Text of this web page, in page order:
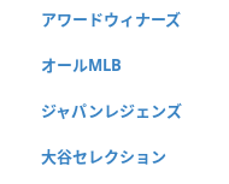
アワードウィナーズ
オールMLB
ジャパンレジェンズ
大谷セレクション